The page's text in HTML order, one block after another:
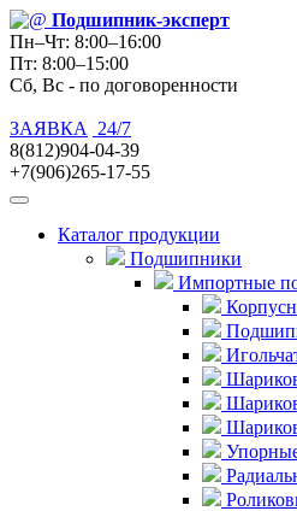
Подшипник-эксперт
Пн–Чт: 8:00–16:00
Пт: 8:00–15:00
Сб, Вс - по договоренности
ЗАЯВКА
24/7
8(812)904-04-39
+7(906)265-17-55
Каталог продукции
Подшипники
Импортные